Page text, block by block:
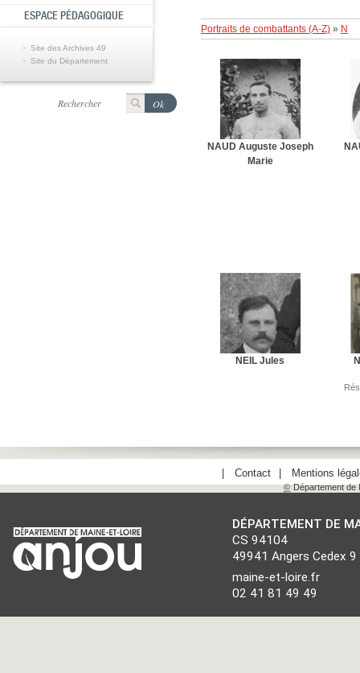
ESPACE PÉDAGOGIQUE
Site des Archives 49
Site du Département
Portraits de combattants (A-Z) » N
NAUD Auguste Joseph
Marie
NEIL Jules
Contact Mentions
©Département de
DÉPARTEMENT DE
CS 94104
49941 Angers Cedex 9
maine-et-loire.fr
02 41 81 49 49